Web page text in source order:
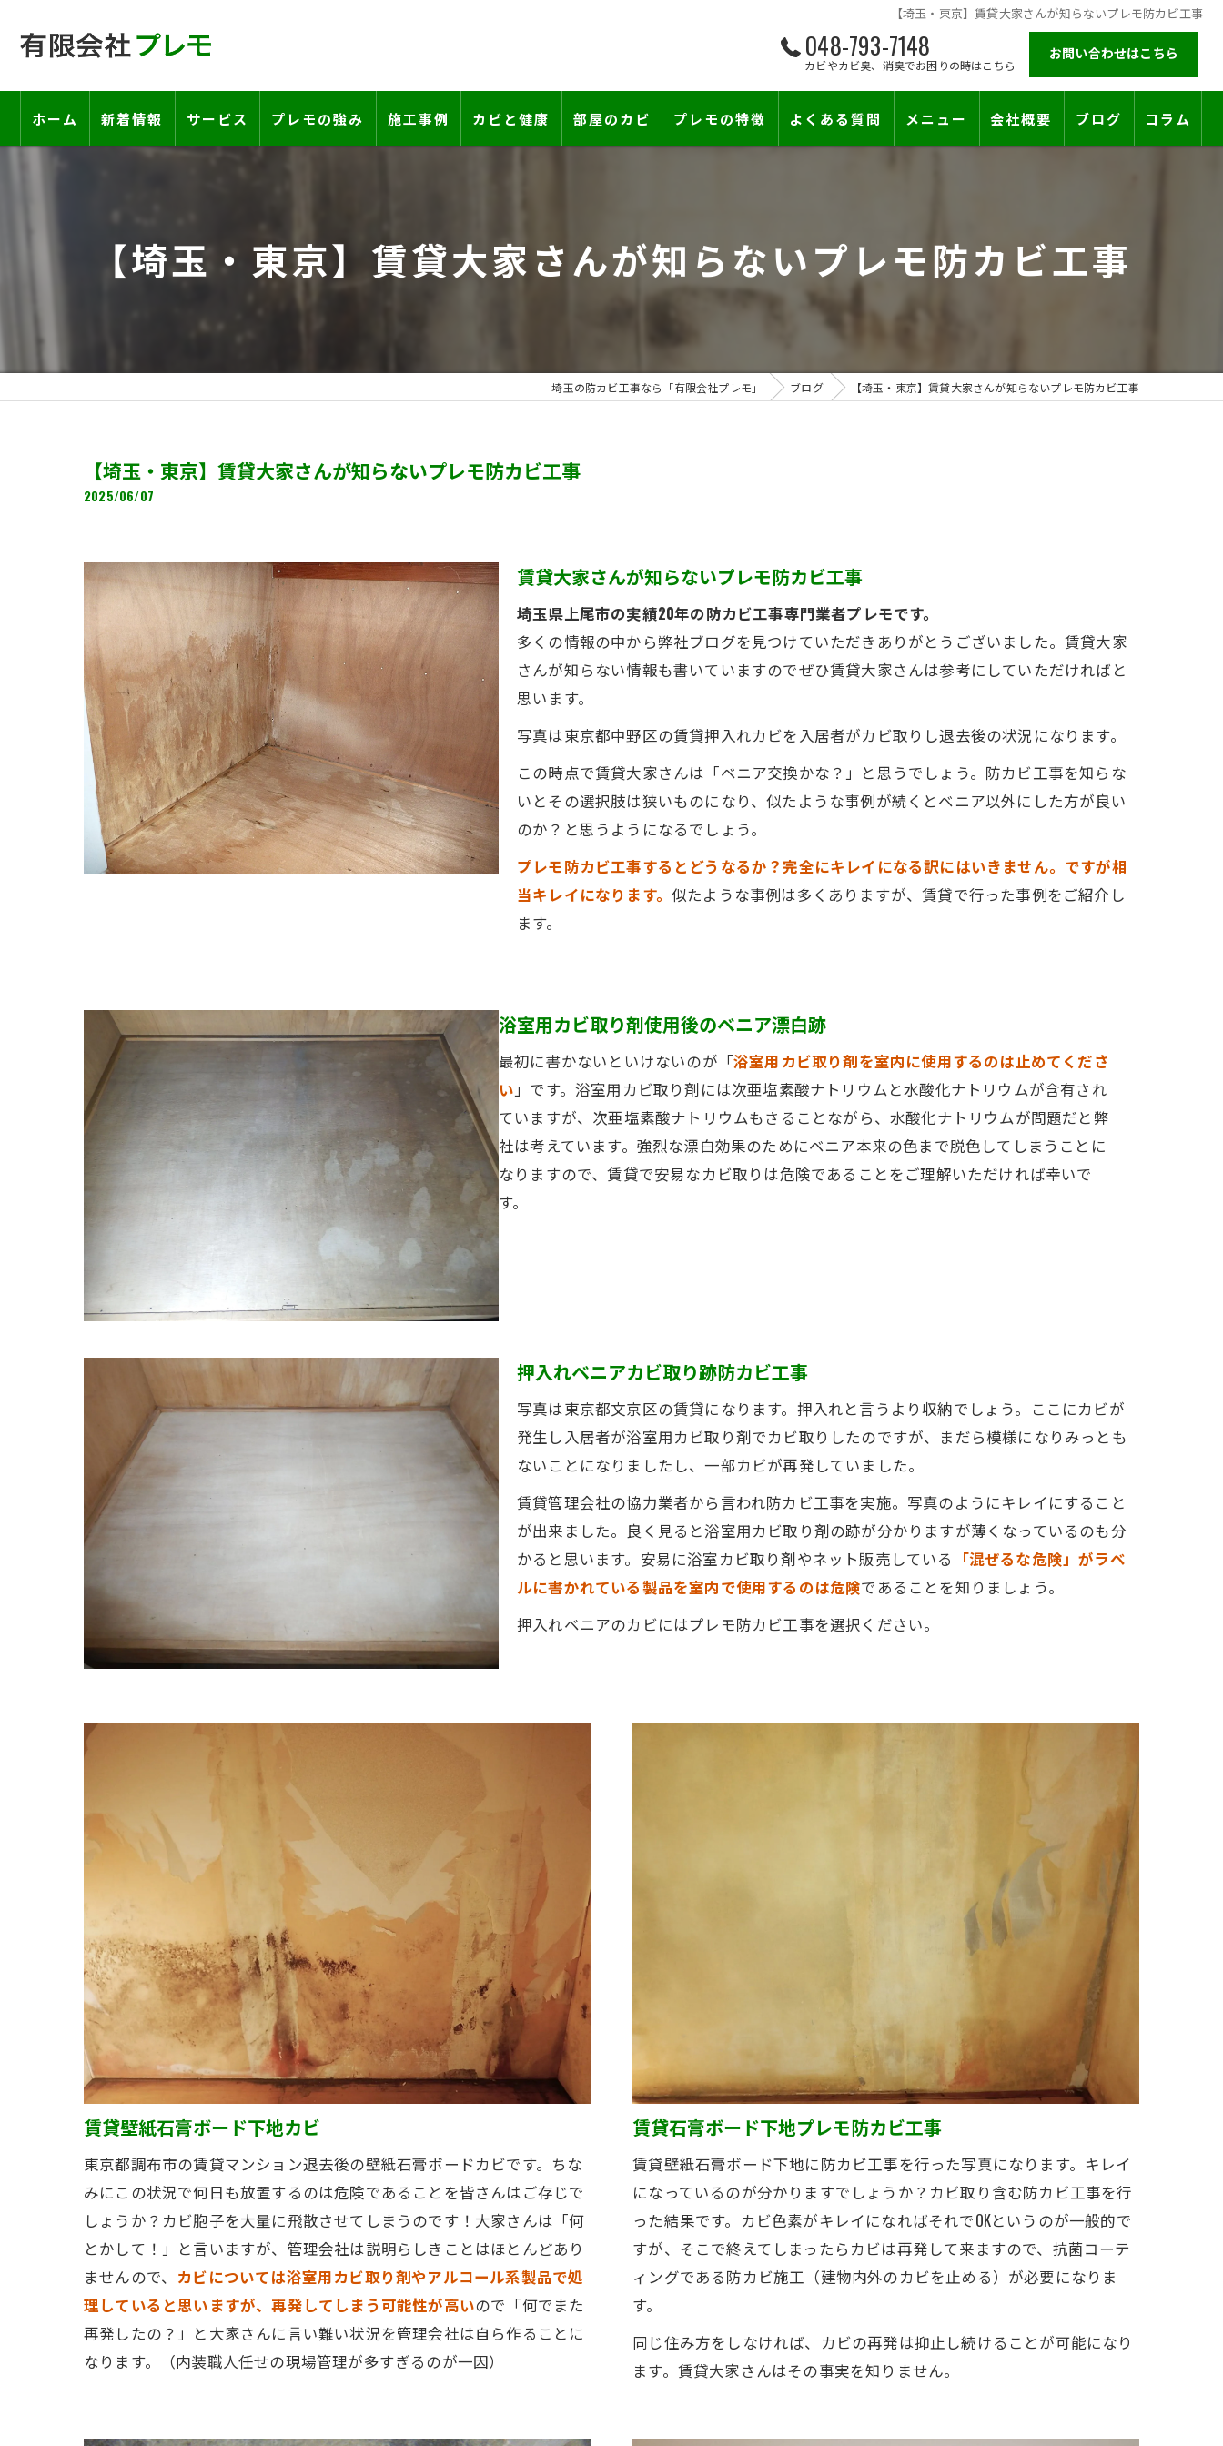
【埼玉・東京】賃貸大家さんが知らないプレモ防カビ工事
048-793-7148
カビやカビ臭、消臭でお困りの時はこちら
お問い合わせはこちら
ホーム 新着情報 サービス プレモの強み 施工事例 カビと健康 部屋のカビ
壁紙カビ・壁紙下地のカビ
『またか…』の天井結露クレームに終止符を。賃貸オーナー様が最後に頼る専門工事
押入れ・収納・クローゼットのカビ
プレモの特徴
漏水事故のカビ
部屋の除菌消臭
よくある質問 メニュー 会社概要 ブログ コラム
【埼玉・東京】賃貸大家さんが知らないプレモ防カビ工事
埼玉の防カビ工事なら「有限会社プレモ」 ブログ 【埼玉・東京】賃貸大家さんが知らないプレモ防カビ工事
【埼玉・東京】賃貸大家さんが知らないプレモ防カビ工事
2025/06/07
賃貸大家さんが知らないプレモ防カビ工事
埼玉県上尾市の実績20年の防カビ工事専門業者プレモです。
多くの情報の中から弊社ブログを見つけていただきありがとうございました。賃貸大家
さんが知らない情報も書いていますのでぜひ賃貸大家さんは参考にしていただければと
思います。
写真は東京都中野区の賃貸押入れカビを入居者がカビ取りし退去後の状況になります。
この時点で賃貸大家さんは「ベニア交換かな？」と思うでしょう。防カビ工事を知らな
いとその選択肢は狭いものになり、似たような事例が続くとベニア以外にした方が良い
のか？と思うようになるでしょう。
プレモ防カビ工事するとどうなるか？完全にキレイになる訳にはいきません。ですが相
当キレイになります。 似たような事例は多くありますが、賃貸で行った事例をご紹介し
ます。
浴室用カビ取り剤使用後のベニア漂白跡
最初に書かないといけないのが「浴室用カビ取り剤を室内に使用するのは止めてくださ
い」です。浴室用カビ取り剤には次亜塩素酸ナトリウムと水酸化ナトリウムが含有され
ていますが、次亜塩素酸ナトリウムもさることながら、水酸化ナトリウムが問題だと弊
社は考えています。強烈な漂白効果のためにベニア本来の色まで脱色してしまうことに
なりますので、賃貸で安易なカビ取りは危険であることをご理解いただければ幸いで
す。
押入れベニアカビ取り跡防カビ工事
写真は東京都文京区の賃貸になります。押入れと言うより収納でしょう。ここにカビが
発生し入居者が浴室用カビ取り剤でカビ取りしたのですが、まだら模様になりみっとも
ないことになりましたし、一部カビが再発していました。
賃貸管理会社の協力業者から言われ防カビ工事を実施。写真のようにキレイにすること
が出来ました。良く見ると浴室用カビ取り剤の跡が分かりますが薄くなっているのも分
かると思います。安易に浴室カビ取り剤やネット販売している 「混ぜるな危険」がラベ
ルに書かれている製品を室内で使用するのは危険であることを知りましょう。
押入れベニアのカビにはプレモ防カビ工事を選択ください。
賃貸壁紙石膏ボード下地カビ
東京都調布市の賃貸マンション退去後の壁紙石膏ボードカビです。ちな
みにこの状況で何日も放置するのは危険であることを皆さんはご存じで
しょうか？カビ胞子を大量に飛散させてしまうのです！大家さんは「何
とかして！」と言いますが、管理会社は説明らしきことはほとんどあり
ませんので、 カビについては浴室用カビ取り剤やアルコール系製品で処
理していると思いますが、再発してしまう可能性が高いので「何でまた
再発したの？」と大家さんに言い難い状況を管理会社は自ら作ることに
なります。（内装職人任せの現場管理が多すぎるのが一因）
賃貸石膏ボード下地プレモ防カビ工事
賃貸壁紙石膏ボード下地に防カビ工事を行った写真になります。キレイ
になっているのが分かりますでしょうか？カビ取り含む防カビ工事を行
った結果です。カビ色素がキレイになればそれでOKというのが一般的で
すが、そこで終えてしまったらカビは再発して来ますので、抗菌コーテ
ィングである防カビ施工（建物内外のカビを止める）が必要になりま
す。
同じ住み方をしなければ、カビの再発は抑止し続けることが可能になり
ます。賃貸大家さんはその事実を知りません。